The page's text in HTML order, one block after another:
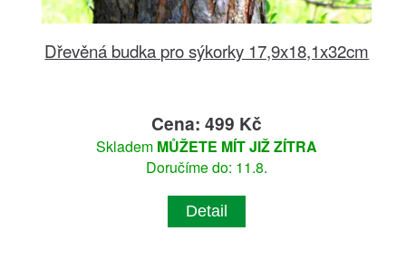
Dřevěná budka pro sýkorky 17,9x18,1x32cm
Cena: 499 Kč
Skladem MŮŽETE MÍT JIŽ ZÍTRA
Doručíme do: 11.8.
Detail